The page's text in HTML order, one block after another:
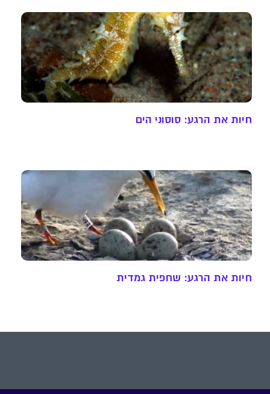
חיות את הרגע: סוסוני הים
חיות את הרגע: שחפית גמדית